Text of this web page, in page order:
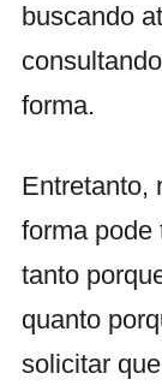
buscando
forma.
Entretanto,
forma pode
tanto
quanto
solicitar